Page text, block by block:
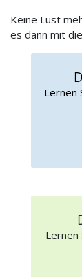
Keine Lust
es dann mit
Lernen